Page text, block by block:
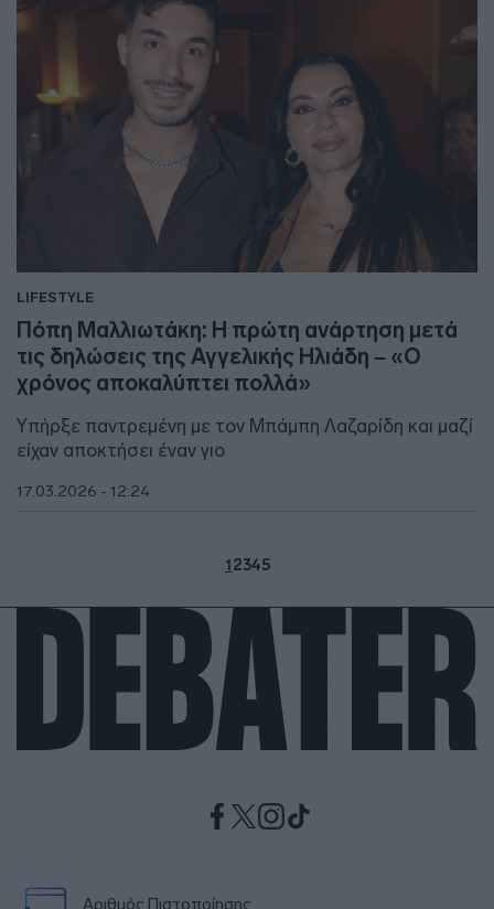
LIFESTYLE
Πόπη Μαλλιωτάκη: Η πρώτη ανάρτηση μετά
τις δηλώσεις της Αγγελικής Ηλιάδη – «Ο
χρόνος αποκαλύπτει πολλά»
Υπήρξε παντρεμένη με τον Μπάμπη Λαζαρίδη και μαζί
είχαν αποκτήσει έναν γιο
17.03.2026 - 12:24
12345
Αριθμός Πιστοποίησης